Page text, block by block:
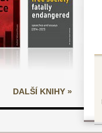
DALŠÍ KNIHY »